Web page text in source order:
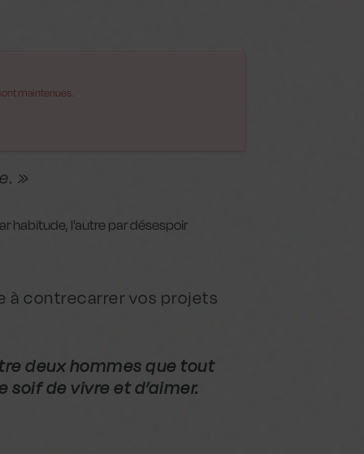
maintenues.
»
habitude, l’autre par désespoir
à contrecarrer vos projets
deux hommes que tout
de vivre et d’aimer.